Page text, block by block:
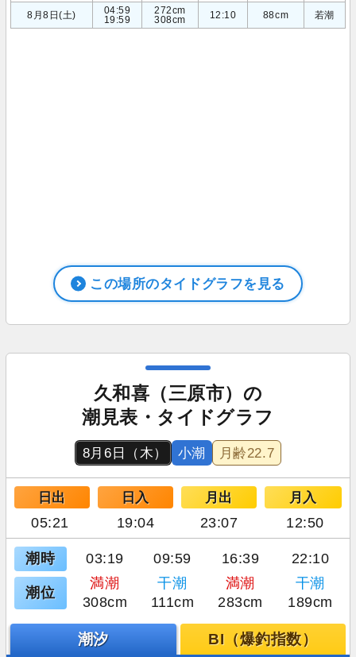
8月8日(土)
04:59
19:59
272cm
308cm
12:10 88cm 若潮
この場所のタイドグラフを見る
久和喜（三原市）の
潮見表・タイドグラフ
8月6日（木） 小潮 月齢22.7
日出 日入 月出 月入
05:21 19:04 23:07 12:50
潮時 03:19 09:59 16:39 22:10
潮位
満潮 干潮 満潮
干潮
308cm
111cm 283cm 189cm
潮汐 BI（爆釣指数）